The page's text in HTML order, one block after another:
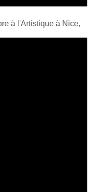
à l'Artistique à Nice,